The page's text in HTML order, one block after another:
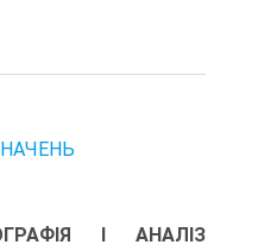
І АНАЛІЗ